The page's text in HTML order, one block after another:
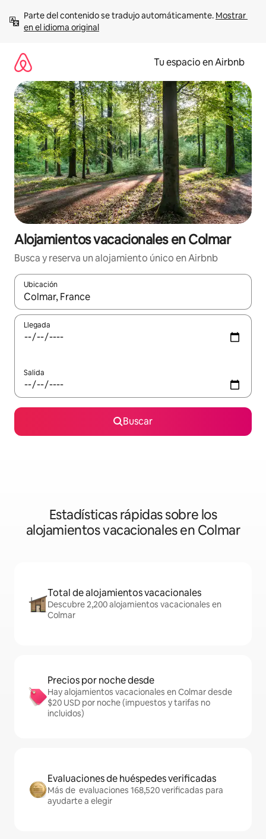
contenido
Parte del contenido se tradujo automáticamente. Mostrar
en el idioma original
Tu espacio en Airbnb
Alojamientos vacacionales en Colmar
Busca y reserva un alojamiento único en Airbnb
Ubicación
Cuando los resultados estén disponibles, podrás navegar
Llegada
Salida
Buscar
Estadísticas rápidas sobre los
alojamientos vacacionales en Colmar
Total de alojamientos vacacionales
Descubre 2,200 alojamientos vacacionales en
Colmar
Precios por noche desde
Hay alojamientos vacacionales en Colmar desde
$20 USD por noche (impuestos y tarifas no
incluidos)
Evaluaciones de huéspedes verificadas
Más de evaluaciones 168,520 verificadas para
ayudarte a elegir